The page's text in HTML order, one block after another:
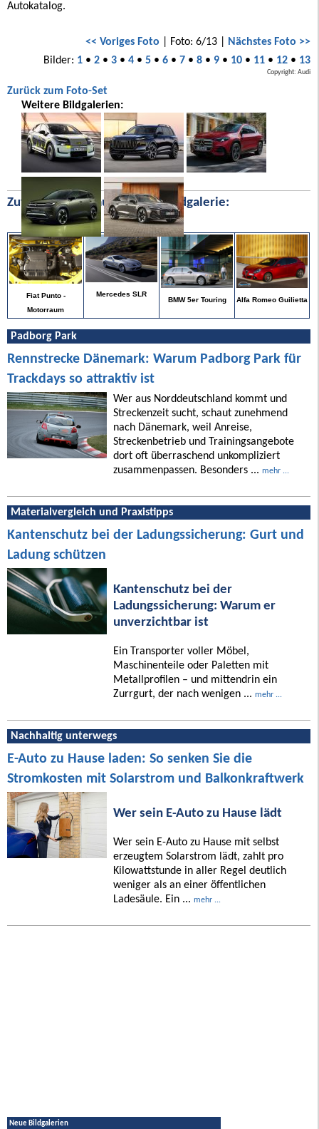
Autokatalog.
<< Voriges Foto | Foto: 6/13 | Nächstes Foto >>
Bilder: 1• 2• 3• 4• 5• 6• 7• 8• 9• 10• 11• 12• 13
Copyright: Audi
Zurück zum Foto-Set
Weitere Bildgalerien:
Zufällige Bilder aus unserer Bildgalerie:
Fiat Punto -
Motorraum
Mercedes SLR
BMW 5er Touring Alfa Romeo Guilietta
Padborg Park
Rennstrecke Dänemark: Warum Padborg Park für
Trackdays so attraktiv ist
Wer aus Norddeutschland kommt und
Streckenzeit sucht, schaut zunehmend
nach Dänemark, weil Anreise,
Streckenbetrieb und Trainingsangebote
dort oft überraschend unkompliziert
zusammenpassen. Besonders ... mehr ...
Materialvergleich und Praxistipps
Kantenschutz bei der Ladungssicherung: Gurt und
Ladung schützen
Kantenschutz bei der
Ladungssicherung: Warum er
unverzichtbar ist
Ein Transporter voller Möbel,
Maschinenteile oder Paletten mit
Metallprofilen – und mittendrin ein
Zurrgurt, der nach wenigen ... mehr ...
Nachhaltig unterwegs
E-Auto zu Hause laden: So senken Sie die
Stromkosten mit Solarstrom und Balkonkraftwerk
Wer sein E-Auto zu Hause lädt
Wer sein E-Auto zu Hause mit selbst
erzeugtem Solarstrom lädt, zahlt pro
Kilowattstunde in aller Regel deutlich
weniger als an einer öffentlichen
Ladesäule. Ein ... mehr ...
Neue Bildgalerien